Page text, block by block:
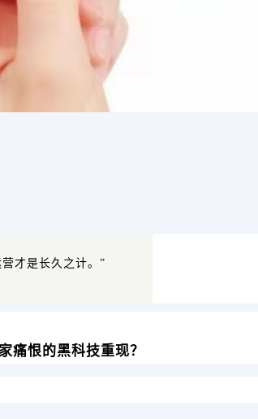
才是长久之计。”
痛恨的黑科技重现？